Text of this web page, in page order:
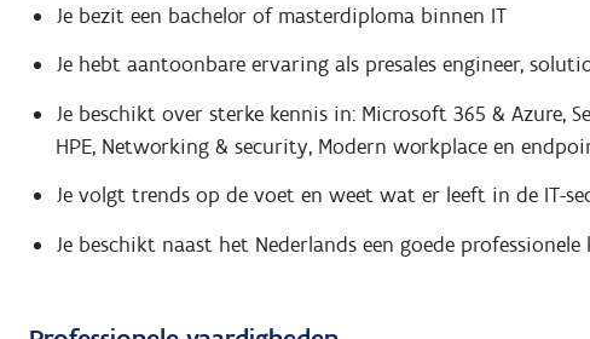
Je bezit een bachelor of masterdiploma binnen IT
Je hebt aantoonbare ervaring als presales engineer,
Je beschikt over sterke kennis in: Microsoft 365 & Azure,
HPE, Networking & security, Modern workplace en
Je volgt trends op de voet en weet wat er leeft in de IT-
Je beschikt naast het Nederlands een goede professionele